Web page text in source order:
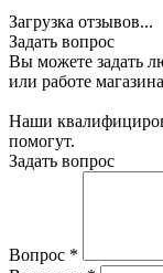
Загрузка отзывов...
Задать вопрос
Вы можете задать
или работе
Наши
помогут.
Задать вопрос
Вопрос *